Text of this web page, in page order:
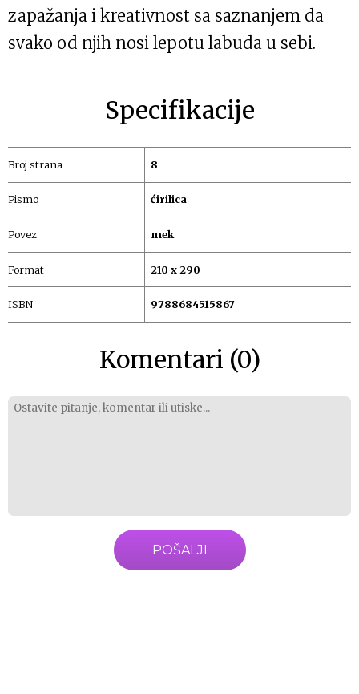
zapažanja i kreativnost sa saznanjem da
svako od njih nosi lepotu labuda u sebi.
Specifikacije
Broj strana 8
Pismo ćirilica
Povez mek
Format 210 x 290
ISBN 9788684515867
Komentari (0)
POŠALJI